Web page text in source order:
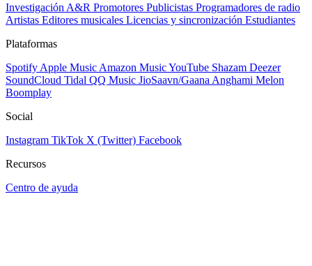
Investigación A&R Promotores Publicistas Programadores de radio
Artistas Editores musicales Licencias y sincronización Estudiantes
Plataformas
Spotify Apple Music Amazon MusicYouTube Shazam Deezer
SoundCloud Tidal QQ Music JioSaavn/Gaana Anghami Melon
Boomplay
Social
Instagram TikTok X (Twitter) Facebook
Recursos
Centro de ayuda